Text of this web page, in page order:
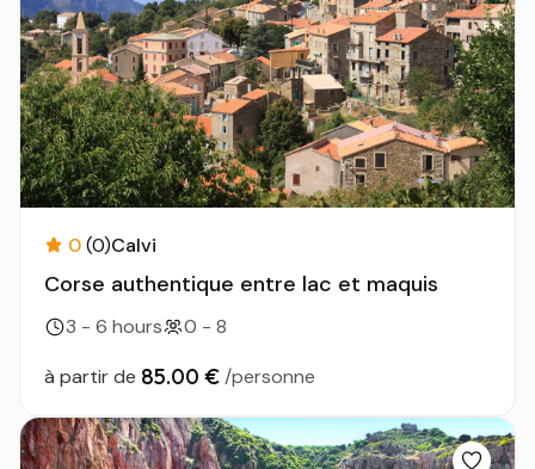
0(0)Calvi
Corse authentique entre lac et maquis
3 - 6 hours
0 - 8
à partir de 85.00 € /personne